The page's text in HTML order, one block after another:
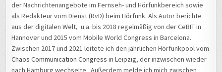
der Nachrichtenangebote im Fernseh- und Hörfunkbereich sowie
als Redakteur vom Dienst (RvD) beim Hörfunk. Als Autor berichte
aus der digitalen Welt, u.a. bis 2018 regelmäßig von der CeBIT in
Hannover und 2015 vom Mobile World Congress in Barcelona.
Zwischen 2017 und 2021 leitete ich den jährlichen Hörfunkpool vom
Chaos Communication Congress in Leipzig, der inzwischen wieder
nach Hamburg wechselte. Außerdem melde ich mich zwischen